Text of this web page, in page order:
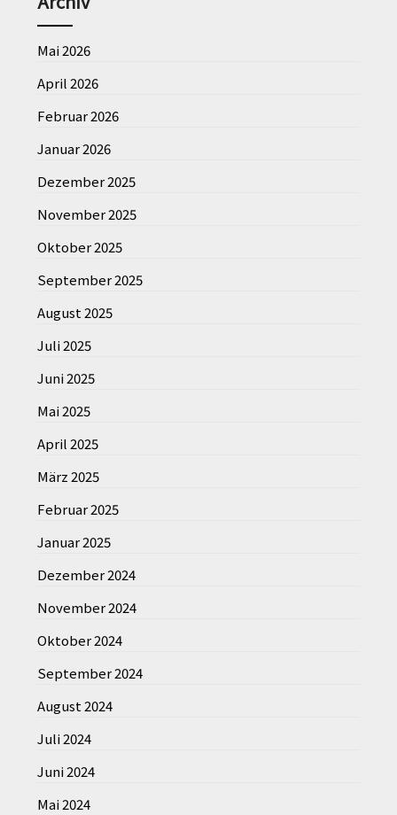
Mai 2026
April 2026
Februar 2026
Januar 2026
Dezember 2025
November 2025
Oktober 2025
September 2025
August 2025
Juli 2025
Juni 2025
Mai 2025
April 2025
März 2025
Februar 2025
Januar 2025
Dezember 2024
November 2024
Oktober 2024
September 2024
August 2024
Juli 2024
Juni 2024
Mai 2024